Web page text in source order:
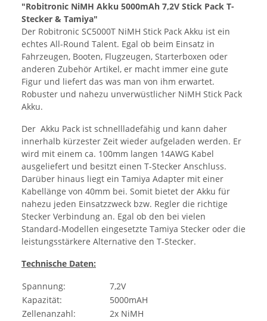
"Robitronic NiMH Akku 5000mAh 7,2V Stick Pack T-
Stecker & Tamiya"
Der Robitronic SC5000T NiMH Stick Pack Akku ist ein
echtes All-Round Talent. Egal ob beim Einsatz in
Fahrzeugen, Booten, Flugzeugen, Starterboxen oder
anderen Zubehör Artikel, er macht immer eine gute
Figur und liefert das was man von ihm erwartet.
Robuster und nahezu unverwüstlicher NiMH Stick Pack
Akku.
Der Akku Pack ist schnellladefähig und kann daher
innerhalb kürzester Zeit wieder aufgeladen werden. Er
wird mit einem ca. 100mm langen 14AWG Kabel
ausgeliefert und besitzt einen T-Stecker Anschluss.
Darüber hinaus liegt ein Tamiya Adapter mit einer
Kabellänge von 40mm bei. Somit bietet der Akku für
nahezu jeden Einsatzzweck bzw. Regler die richtige
Stecker Verbindung an. Egal ob den bei vielen
Standard-Modellen eingesetzte Tamiya Stecker oder die
leistungsstärkere Alternative den T-Stecker.
Technische Daten:
Spannung:
7,2V
Kapazität:
5000mAH
Zellenanzahl:
2x NiMH